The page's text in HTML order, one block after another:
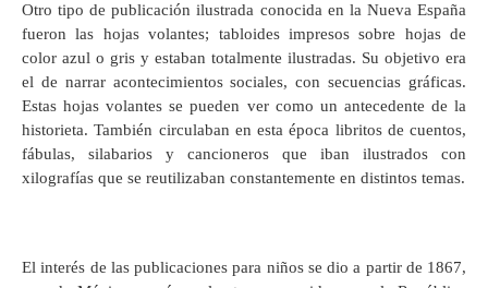
Otro tipo de publicación ilustrada conocida en la Nueva España
fueron las hojas volantes; tabloides impresos sobre hojas de
color azul o gris y estaban totalmente ilustradas. Su objetivo era
el de narrar acontecimientos sociales, con secuencias gráficas.
Estas hojas volantes se pueden ver como un antecedente de la
historieta. También circulaban en esta época libritos de cuentos,
fábulas, silabarios y cancioneros que iban ilustrados con
xilografías que se reutilizaban constantemente en distintos temas.
El interés de las publicaciones para niños se dio a partir de 1867,